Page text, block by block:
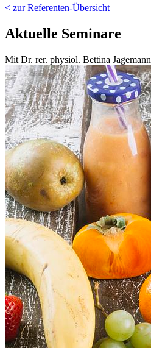
< zur Referenten-Übersicht
Aktuelle Seminare
Mit Dr. rer. physiol. Bettina Jagemann